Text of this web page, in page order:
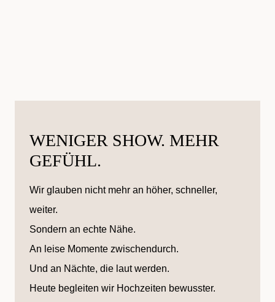
WENIGER SHOW. MEHR
GEFÜHL.
Wir glauben nicht mehr an höher, schneller,
weiter.
Sondern an echte Nähe.
An leise Momente zwischendurch.
Und an Nächte, die laut werden.
Heute begleiten wir Hochzeiten bewusster.